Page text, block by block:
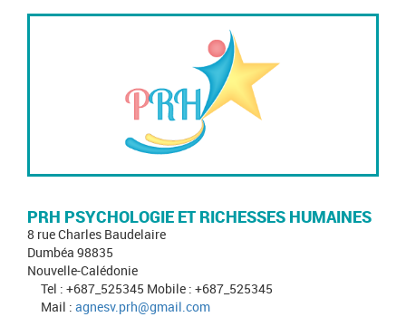
PRH PSYCHOLOGIE ET RICHESSES HUMAINES
8 rue Charles Baudelaire
Dumbéa 98835
Nouvelle-Calédonie
Tel : +687_525345 Mobile : +687_525345
Mail : agnesv.prh@gmail.com